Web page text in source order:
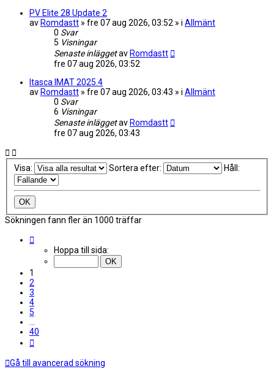
PV Elite 28 Update 2
av Romdastt » fre 07 aug 2026, 03:52 » i Allmänt
0 Svar
5 Visningar
Senaste inläggetav Romdastt
fre 07 aug 2026, 03:52
Itasca IMAT 2025.4
av Romdastt » fre 07 aug 2026, 03:43 » i Allmänt
0 Svar
6 Visningar
Senaste inläggetav Romdastt
fre 07 aug 2026, 03:43
Visa: Sortera efter: Håll:
Sökningen fann fler än 1000 träffar
Hoppa till sida:
1
2
3
4
5
40
Gå till avancerad sökning